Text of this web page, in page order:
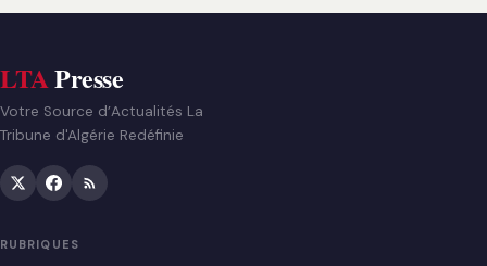
LTAPresse
Votre Source d’Actualités La
Tribune d'Algérie Redéfinie
RUBRIQUES